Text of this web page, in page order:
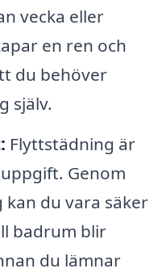
vecka eller
en ren och
du behöver
själv.
Flyttstädning är
Genom
du vara säker
badrum blir
du lämnar